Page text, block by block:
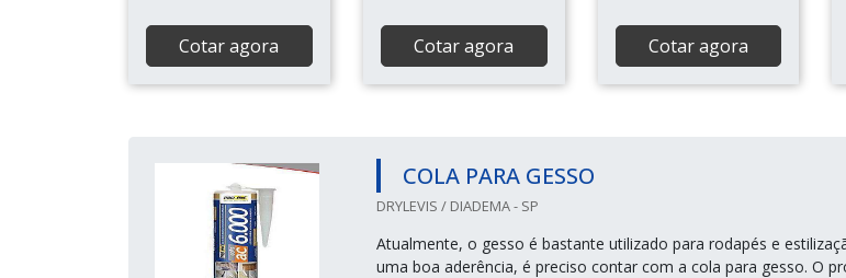
Cotar agora Cotar agora Cotar agora
COLA PARA GESSO
DRYLEVIS / DIADEMA - SP
Atualmente, o gesso é bastante utilizado para rodapés e
uma boa aderência, é preciso contar com a cola para gesso. O